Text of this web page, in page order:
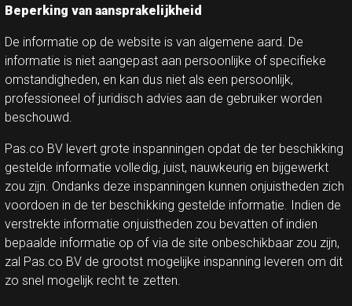
Beperking van aansprakelijkheid
De informatie op de website is van algemene aard. De
informatie is niet aangepast aan persoonlijke of specifieke
omstandigheden, en kan dus niet als een persoonlijk,
professioneel of juridisch advies aan de gebruiker worden
beschouwd.
Pas.co BV levert grote inspanningen opdat de ter beschikking
gestelde informatie volledig, juist, nauwkeurig en bijgewerkt
zou zijn. Ondanks deze inspanningen kunnen onjuistheden zich
voordoen in de ter beschikking gestelde informatie. Indien de
verstrekte informatie onjuistheden zou bevatten of indien
bepaalde informatie op of via de site onbeschikbaar zou zijn,
zal Pas.co BV de grootst mogelijke inspanning leveren om dit
zo snel mogelijk recht te zetten.